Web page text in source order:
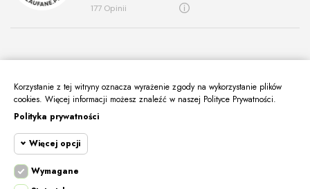
177 opinii
O Nas
Informacje
Moje Konto
Kontakt
Korzystanie z tej witryny oznacza wyrażenie zgody na wykorzystanie plików
cookies. Więcej informacji możesz znaleźć w naszej Polityce Prywatności.
Polityka prywatności
Więcej opcji
Wymagane
Wymagane